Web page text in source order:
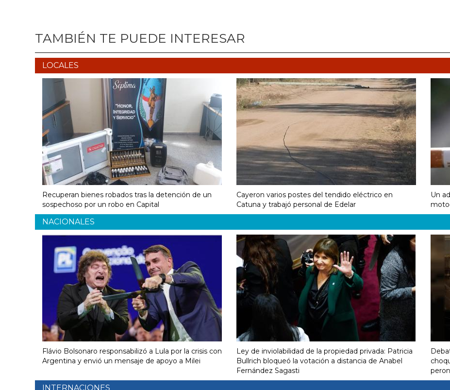
TAMBIÉN TE PUEDE INTERESAR
LOCALES
Recuperan bienes robados tras la detención de un
sospechoso por un robo en Capital
Cayeron varios postes del tendido eléctrico en
Catuna y trabajó personal de Edelar
Un
NACIONALES
Flávio Bolsonaro responsabilizó a Lula por la crisis con
Argentina y envió un mensaje de apoyo a Milei
Ley de inviolabilidad de la propiedad privada: Patricia
Bullrich bloqueó la votación a distancia de Anabel
Fernández Sagasti
INTERNACIONES